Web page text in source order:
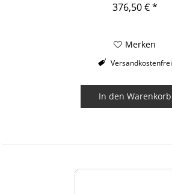
376,50 € *
Merken
Versandkostenfrei
In den Warenkorb